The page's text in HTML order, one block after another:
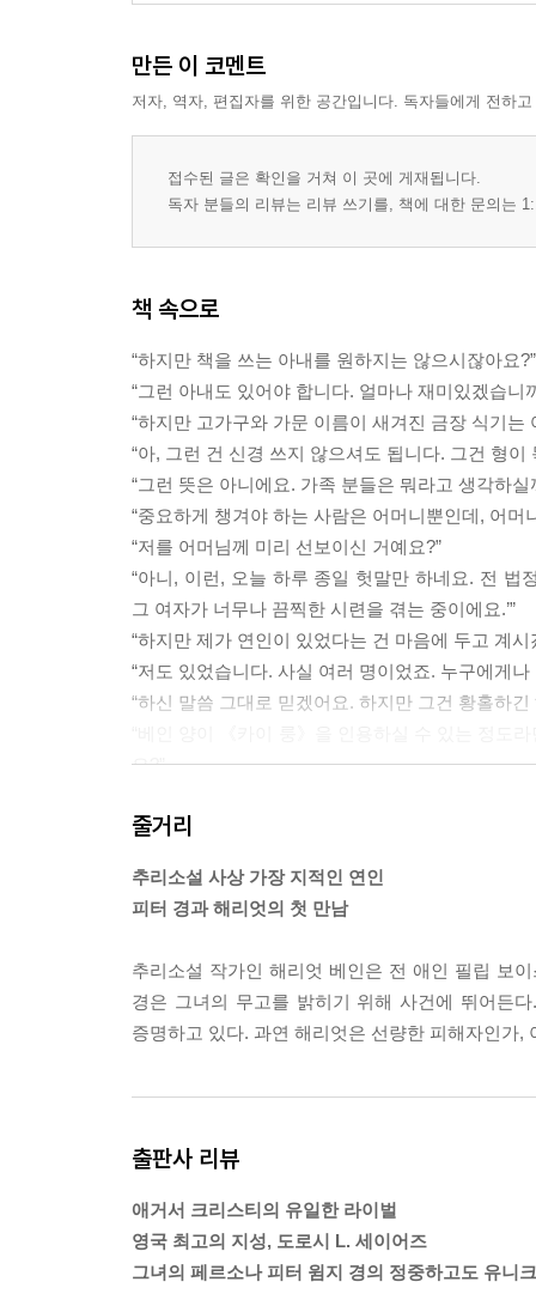
만든 이 코멘트
저자, 역자, 편집자를 위한 공간입니다. 독자들에게 전하
접수된 글은 확인을 거쳐 이 곳에 게재됩니다.
독자 분들의 리뷰는 리뷰 쓰기를, 책에 대한 문의는
책 속으로
“하지만 책을 쓰는 아내를 원하지는 않으시잖아요?”
“그런 아내도 있어야 합니다. 얼마나 재미있겠습
“하지만 고가구와 가문 이름이 새겨진 금장 식기는
“아, 그런 건 신경 쓰지 않으셔도 됩니다. 그건 형이
“그런 뜻은 아니에요. 가족 분들은 뭐라고 생각하실
“중요하게 챙겨야 하는 사람은 어머니뿐인데, 어
“저를 어머님께 미리 선보이신 거예요?”
“아니, 이런, 오늘 하루 종일 헛말만 하네요. 전 법
그 여자가 너무나 끔찍한 시련을 겪는 중이에요.’”
“하지만 제가 연인이 있었다는 건 마음에 두고 계시
“저도 있었습니다. 사실 여러 명이었죠. 누구에게나
“하신 말씀 그대로 믿겠어요. 하지만 그건 황홀하
요?”
“그럼 다행입니다. 사소한 변화는 받아들이겠습
“그러지 마세요. 딱히 뭘 바꾸시지 마세요.”
“진심이십니까? 그 말이 제가 무슨 수를 써도 별
할 것도 아니고요. 다만 전 무슨 일이 있어도 이 사
“정말 좋은 분이시네요…….”
“아니, 그런 게 아닙니다. 제 취미거든요, 청혼이
줄거리
추리소설 사상 가장 지적인 연인
피터 경과 해리엇의 첫 만남
추리소설 작가인 해리엇 베인은 전 애인 필립 보
경은 그녀의 무고를 밝히기 위해 사건에 뛰어든
증명하고 있다. 과연 해리엇은 선량한 피해자인가
출판사 리뷰
애거서 크리스티의 유일한 라이벌
영국 최고의 지성, 도로시 L. 세이어즈
그녀의 페르소나 피터 윔지 경의 정중하고도 유니